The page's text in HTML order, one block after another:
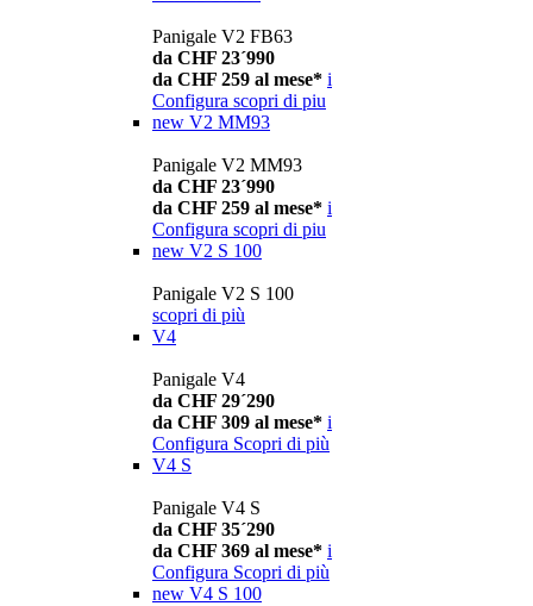
Panigale V2 FB63
da CHF 23´990
da CHF 259 al mese* i
Configura scopri di piu
new V2 MM93
Panigale V2 MM93
da CHF 23´990
da CHF 259 al mese* i
Configura scopri di piu
new V2 S 100
Panigale V2 S 100
scopri di più
V4
Panigale V4
da CHF 29´290
da CHF 309 al mese* i
Configura Scopri di più
V4 S
Panigale V4 S
da CHF 35´290
da CHF 369 al mese* i
Configura Scopri di più
new V4 S 100